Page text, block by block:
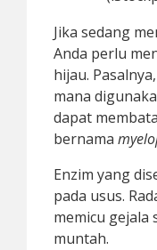
Jika sedang
Anda perlu
hijau.
mana
dapat
bernama
Enzim yang
pada usus.
memicu
muntah.